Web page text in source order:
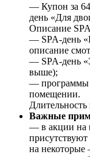
— Купон за
день «Для
Описание
— SPA-день
описание
— SPA-день
выше);
— программы
помещении.
Важные
— в акции на
на некоторые